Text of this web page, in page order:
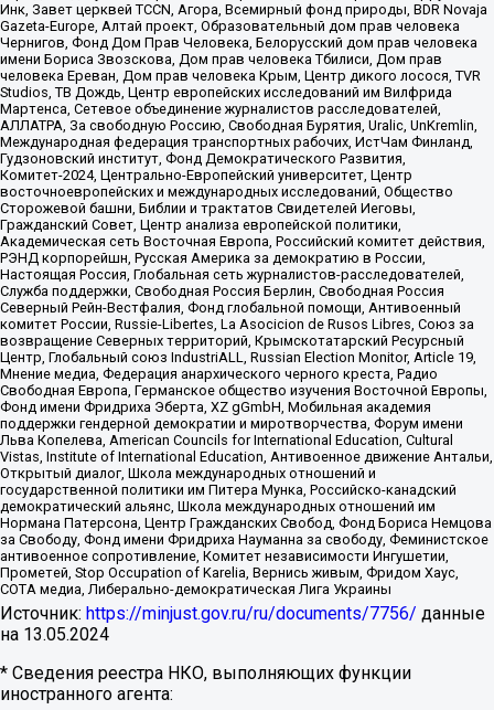
Инк, Завет церквей TCCN, Агора, Всемирный фонд природы, BDR Novaja
Gazeta-Europe, Алтай проект, Образовательный дом прав человека
Чернигов, Фонд Дом Прав Человека, Белорусский дом прав человека
имени Бориса Звозскова, Дом прав человека Тбилиси, Дом прав
человека Ереван, Дом прав человека Крым, Центр дикого лосося, TVR
Studios, ТВ Дождь, Центр европейских исследований им Вилфрида
Мартенса, Сетевое объединение журналистов расследователей,
АЛЛАТРА, За свободную Россию, Свободная Бурятия, Uralic, UnKremlin,
Международная федерация транспортных рабочих, ИстЧам Финланд,
Гудзоновский институт, Фонд Демократического Развития,
Комитет-2024, Центрально-Европейский университет, Центр
восточноевропейских и международных исследований, Общество
Сторожевой башни, Библии и трактатов Свидетелей Иеговы,
Гражданский Совет, Центр анализа европейской политики,
Академическая сеть Восточная Европа, Российский комитет действия,
РЭНД корпорейшн, Русская Америка за демократию в России,
Настоящая Россия, Глобальная сеть журналистов-расследователей,
Служба поддержки, Свободная Россия Берлин, Свободная Россия
Северный Рейн-Вестфалия, Фонд глобальной помощи, Антивоенный
комитет России, Russie-Libertes, La Asocicion de Rusos Libres, Союз за
возвращение Северных территорий, Крымскотатарский Ресурсный
Центр, Глобальный союз IndustriALL, Russian Election Monitor, Article 19,
Мнение медиа, Федерация анархического черного креста, Радио
Свободная Европа, Германское общество изучения Восточной Европы,
Фонд имени Фридриха Эберта, XZ gGmbH, Мобильная академия
поддержки гендерной демократии и миротворчества, Форум имени
Льва Копелева, American Councils for International Education, Cultural
Vistas, Institute of International Education, Антивоенное движение Антальи,
Открытый диалог, Школа международных отношений и
государственной политики им Питера Мунка, Российско-канадский
демократический альянс, Школа международных отношений им
Нормана Патерсона, Центр Гражданских Свобод, Фонд Бориса Немцова
за Свободу, Фонд имени Фридриха Науманна за свободу, Феминистское
антивоенное сопротивление, Комитет независимости Ингушетии,
Прометей, Stop Occupation of Karelia, Вернись живым, Фридом Хаус,
СОТА медиа, Либерально-демократическая Лига Украины
Источник: https://minjust.gov.ru/ru/documents/7756/ данные
на 13.05.2024
* Сведения реестра НКО, выполняющих функции
иностранного агента: